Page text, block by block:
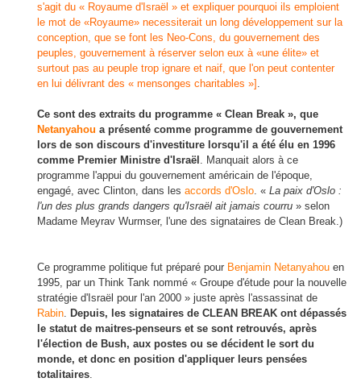
s'agit du « Royaume d'Israël » et expliquer pourquoi ils emploient
le mot de «Royaume» necessiterait un long développement sur la
conception, que se font les Neo-Cons, du gouvernement des
peuples, gouvernement à réserver selon eux à «une élite» et
surtout pas au peuple trop ignare et naif, que l'on peut contenter
en lui délivrant des « mensonges charitables »] .
Ce sont des extraits du programme « Clean Break », que
Netanyahou a présenté comme programme de gouvernement
lors de son discours d'investiture lorsqu'il a été élu en 1996
comme Premier Ministre d'Israël . Manquait alors à ce
programme l'appui du gouvernement américain de l'époque,
engagé, avec Clinton, dans les accords d'Oslo. « La paix d'Oslo :
l'un des plus grands dangers qu'Israël ait jamais courru » selon
Madame Meyrav Wurmser, l'une des signataires de Clean Break.)
Ce programme politique fut préparé pour Benjamin Netanyahou en
1995, par un Think Tank nommé « Groupe d'étude pour la nouvelle
stratégie d'Israël pour l'an 2000 » juste après l'assassinat de
Rabin. Depuis, les signataires de CLEAN BREAK ont dépassés
le statut de maitres-penseurs et se sont retrouvés, après
l'élection de Bush, aux postes ou se décident le sort du
monde, et donc en position d'appliquer leurs pensées
totalitaires.